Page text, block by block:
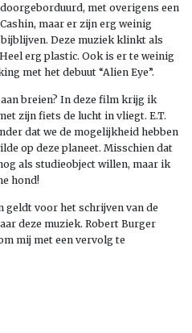
met overigens een
maar er zijn erg weinig
Deze muziek klinkt als
erg plastic. Ook is er te weinig
met het debuut “Alien Eye”.
breien? In deze film krijg ik
zijn fiets de lucht in vliegt. E.T.
dat we de mogelijkheid hebben
op deze planeet. Misschien dat
als studieobject willen, maar ik
hond!
geldt voor het schrijven van de
deze muziek. Robert Burger
mij met een vervolg te